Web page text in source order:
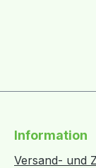
Information
Versand- und